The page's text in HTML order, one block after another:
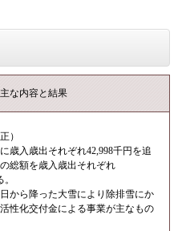
主な内容と結果
）
歳入歳出それぞれ42,998千円を追
総額を歳入歳出それぞれ
から降った大雪により除排雪にか
性化交付金による事業が主なもの